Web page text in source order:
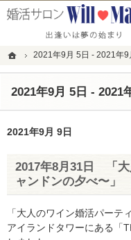
ホーム
2021年9月 5日 - 2021年9
2021年9月 5日 - 2021
「本気の婚活」を応援します。恵比
恵比寿・青山・湘南の婚活なら１年
2021年9月 9日
2017年8月31日 「大
ャンドンの夕べ〜」
「大人のワイン婚活パー
アイランドタワーにある「